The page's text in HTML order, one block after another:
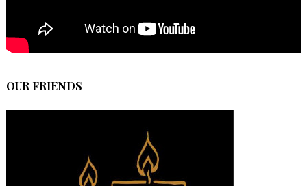
OUR FRIENDS